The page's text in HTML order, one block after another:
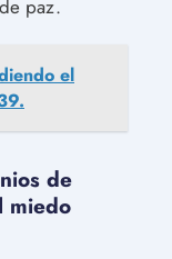
paz.
el
de
miedo